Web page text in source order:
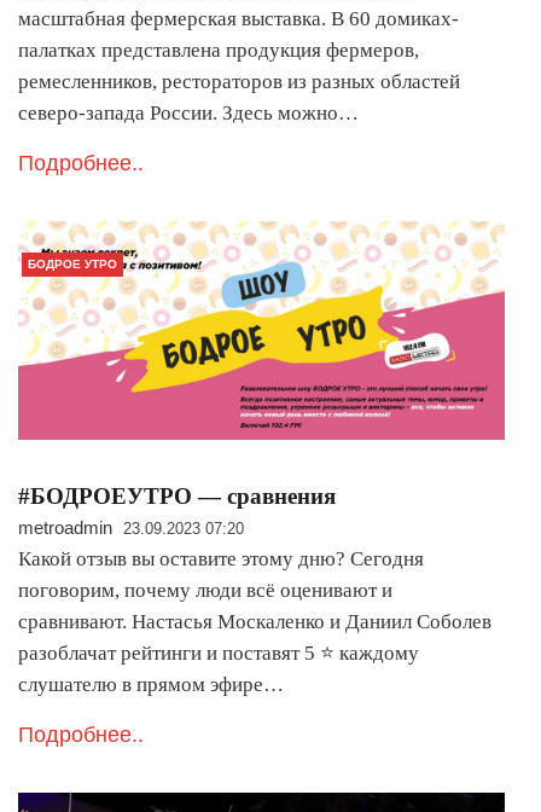
масштабная фермерская выставка. В 60 домиках-
палатках представлена продукция фермеров,
ремесленников, рестораторов из разных областей
северо-запада России. Здесь можно…
Подробнее..
БОДРОЕ УТРО
#БОДРОЕУТРО — сравнения
metroadmin 23.09.2023 07:20
Какой отзыв вы оставите этому дню? Сегодня
поговорим, почему люди всё оценивают и
сравнивают. Настасья Москаленко и Даниил Соболев
разоблачат рейтинги и поставят 5 ⭐️ каждому
слушателю в прямом эфире…
Подробнее..